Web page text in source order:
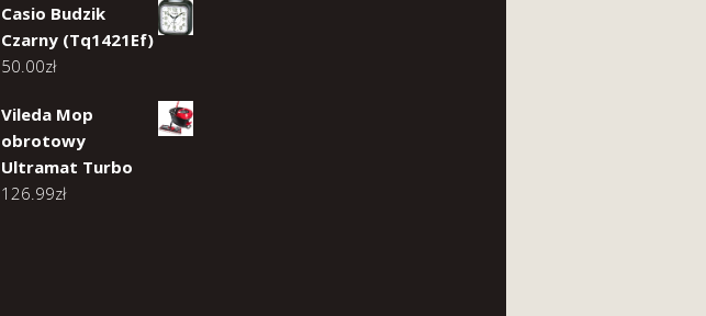
Casio Budzik
Czarny (Tq1421Ef)
50.00zł
Vileda Mop
obrotowy
Ultramat Turbo
126.99zł